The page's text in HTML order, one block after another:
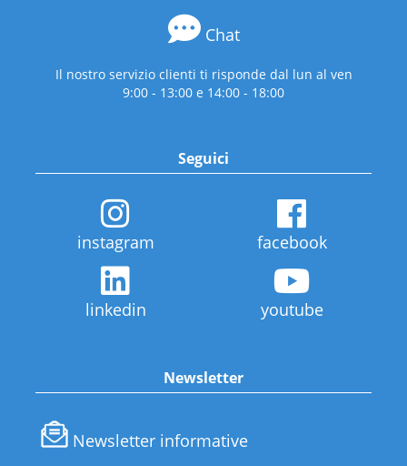
Chat
Il nostro servizio clienti ti risponde dal lun al ven
9:00 - 13:00 e 14:00 - 18:00
Seguici
instagram facebook
linkedin youtube
Newsletter
Newsletter informative